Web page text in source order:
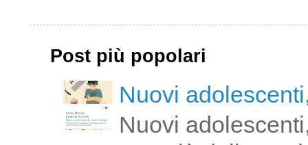
Post più popolari
Nuovi
Nuovi